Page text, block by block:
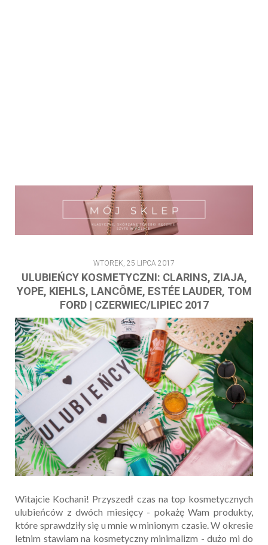
WTOREK, 25 LIPCA 2017
ULUBIEŃCY KOSMETYCZNI: CLARINS, ZIAJA,
YOPE, KIEHLS, LANCÔME, ESTÉE LAUDER, TOM
FORD | CZERWIEC/LIPIEC 2017
Witajcie Kochani! Przyszedł czas na top kosmetycznych
ulubieńców z dwóch miesięcy - pokażę Wam produkty,
które sprawdziły się u mnie w minionym czasie. W okresie
letnim stawiam na kosmetyczny minimalizm - dużo mi do